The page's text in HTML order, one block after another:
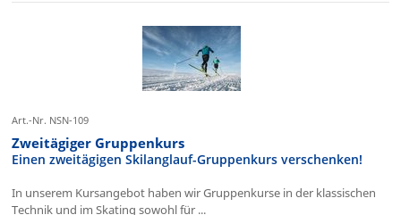
Art.-Nr. NSN-109
Zweitägiger Gruppenkurs
Einen zweitägigen Skilanglauf-Gruppenkurs verschenken!
In unserem Kursangebot haben wir Gruppenkurse in der klassischen
Technik und im Skating sowohl für ...